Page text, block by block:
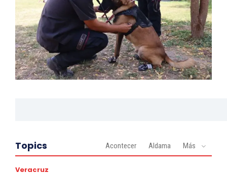
Topics Acontecer Aldama Más
Veracruz